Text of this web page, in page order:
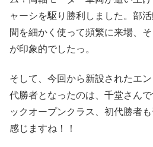
ャーシを駆り勝利しました。部
間を細かく使って頻繁に来場、
が印象的でしたっ。
そして、今回から新設されたエ
代勝者となったのは、千堂さん
ックオープンクラス、初代勝者
感じますね！！